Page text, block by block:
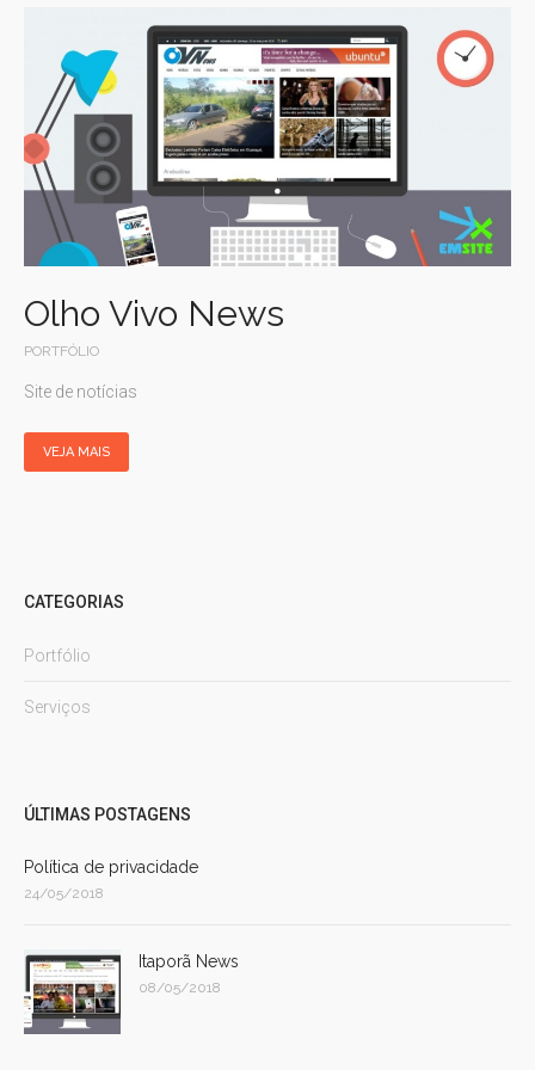
Olho Vivo News
PORTFÓLIO
Site de notícias
VEJA MAIS
CATEGORIAS
Portfólio
Serviços
ÚLTIMAS POSTAGENS
Política de privacidade
24/05/2018
Itaporã News
08/05/2018